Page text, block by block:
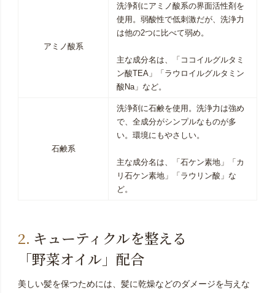
アミノ酸系
洗浄剤にアミノ酸系の界面活性剤を
使用。弱酸性で低刺激だが、洗浄力
は他の2つに比べて弱め。
主な成分名は、「ココイルグルタミ
ン酸TEA」「ラウロイルグルタミン
酸Na」など。
石鹸系
洗浄剤に石鹸を使用。洗浄力は強め
で、全成分がシンプルなものが多
い。環境にもやさしい。
主な成分名は、「石ケン素地」「カ
リ石ケン素地」「ラウリン酸」な
ど。
キューティクルを整える
「野菜オイル」配合
美しい髪を保つためには、髪に乾燥などのダメージを与えな